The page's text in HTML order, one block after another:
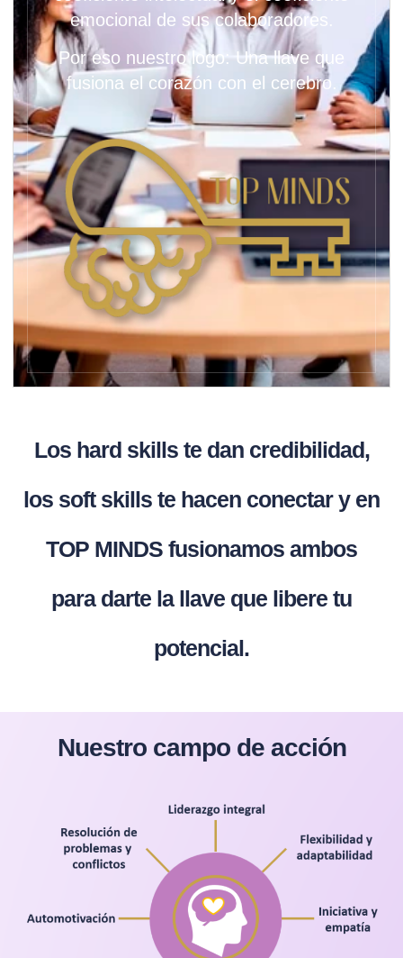
emocional de sus colaboradores.
Por eso nuestro logo: Una llave que
fusiona el corazón con el cerebro.
Los hard skills te dan credibilidad,
los soft skills te hacen conectar y en
TOP MINDS fusionamos ambos
para darte la llave que libere tu
potencial.
Nuestro campo de acción